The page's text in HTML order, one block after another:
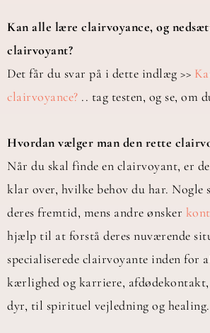
Kan alle lære clairvoyance, og
clairvoyant?
Det får du svar på i dette indlæg >>
clairvoyance? .. tag testen, og se, om
Hvordan vælger man den rette
Når du skal finde en clairvoyant, er
klar over, hvilke behov du har. Nogle
deres fremtid, mens andre ønsker
hjælp til at forstå deres nuværende
specialiserede clairvoyante inden for
kærlighed og karriere,
dyr, til spirituel vejledning og healing.